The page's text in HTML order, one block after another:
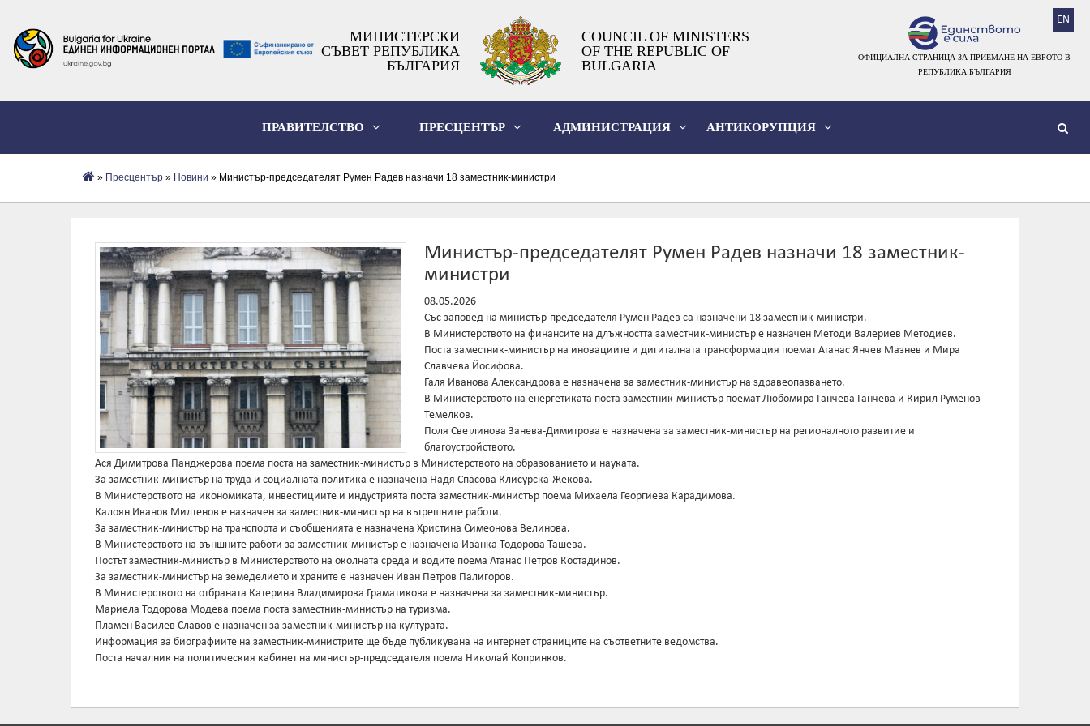
EN
МИНИСТЕРСКИ
СЪВЕТ РЕПУБЛИКА
БЪЛГАРИЯ
COUNCIL OF MINISTERS
OF THE REPUBLIC OF
BULGARIA
ОФИЦИАЛНА СТРАНИЦА ЗА ПРИЕМАНЕ НА ЕВРОТО В
РЕПУБЛИКА БЪЛГАРИЯ
ПРАВИТЕЛСТВО ПРЕСЦЕНТЪР АДМИНИСТРАЦИЯ АНТИКОРУПЦИЯ
» Пресцентър » Новини » Министър-председателят Румен Радев назначи 18 заместник-министри
Министър-председателят Румен Радев назначи 18 заместник-
министри
08.05.2026
Със заповед на министър-председателя Румен Радев са назначени 18 заместник-министри.
В Министерството на финансите на длъжността заместник-министър е назначен Методи Валериев Методиев.
Поста заместник-министър на иновациите и дигиталната трансформация поемат Атанас Янчев Мазнев и Мира
Славчева Йосифова.
Галя Иванова Александрова е назначена за заместник-министър на здравеопазването.
В Министерството на енергетиката поста заместник-министър поемат Любомира Ганчева Ганчева и Кирил Руменов
Темелков.
Поля Светлинова Занева-Димитрова е назначена за заместник-министър на регионалното развитие и
благоустройството.
Ася Димитрова Панджерова поема поста на заместник-министър в Министерството на образованието и науката.
За заместник-министър на труда и социалната политика е назначена Надя Спасова Клисурска-Жекова.
В Министерството на икономиката, инвестициите и индустрията поста заместник-министър поема Михаела Георгиева Карадимова.
Калоян Иванов Милтенов е назначен за заместник-министър на вътрешните работи.
За заместник-министър на транспорта и съобщенията е назначена Христина Симеонова Велинова.
В Министерството на външните работи за заместник-министър е назначена Иванка Тодорова Ташева.
Постът заместник-министър в Министерството на околната среда и водите поема Атанас Петров Костадинов.
За заместник-министър на земеделието и храните е назначен Иван Петров Палигоров.
В Министерството на отбраната Катерина Владимирова Граматикова е назначена за заместник-министър.
Мариела Тодорова Модева поема поста заместник-министър на туризма.
Пламен Василев Славов е назначен за заместник-министър на културата.
Информация за биографиите на заместник-министрите ще бъде публикувана на интернет страниците на съответните ведомства.
Поста началник на политическия кабинет на министър-председателя поема Николай Копринков.